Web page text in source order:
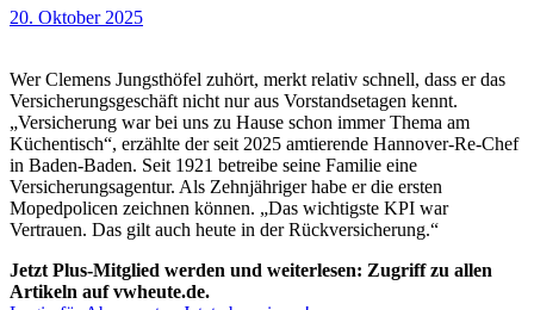
20. Oktober 2025
Wer Clemens Jungsthöfel zuhört, merkt relativ schnell, dass er das
Versicherungsgeschäft nicht nur aus Vorstandsetagen kennt.
„Versicherung war bei uns zu Hause schon immer Thema am
Küchentisch“, erzählte der seit 2025 amtierende Hannover-Re-Chef
in Baden-Baden. Seit 1921 betreibe seine Familie eine
Versicherungsagentur. Als Zehnjähriger habe er die ersten
Mopedpolicen zeichnen können. „Das wichtigste KPI war
Vertrauen. Das gilt auch heute in der Rückversicherung.“
Jetzt Plus-Mitglied werden und weiterlesen: Zugriff zu allen
Artikeln auf vwheute.de.